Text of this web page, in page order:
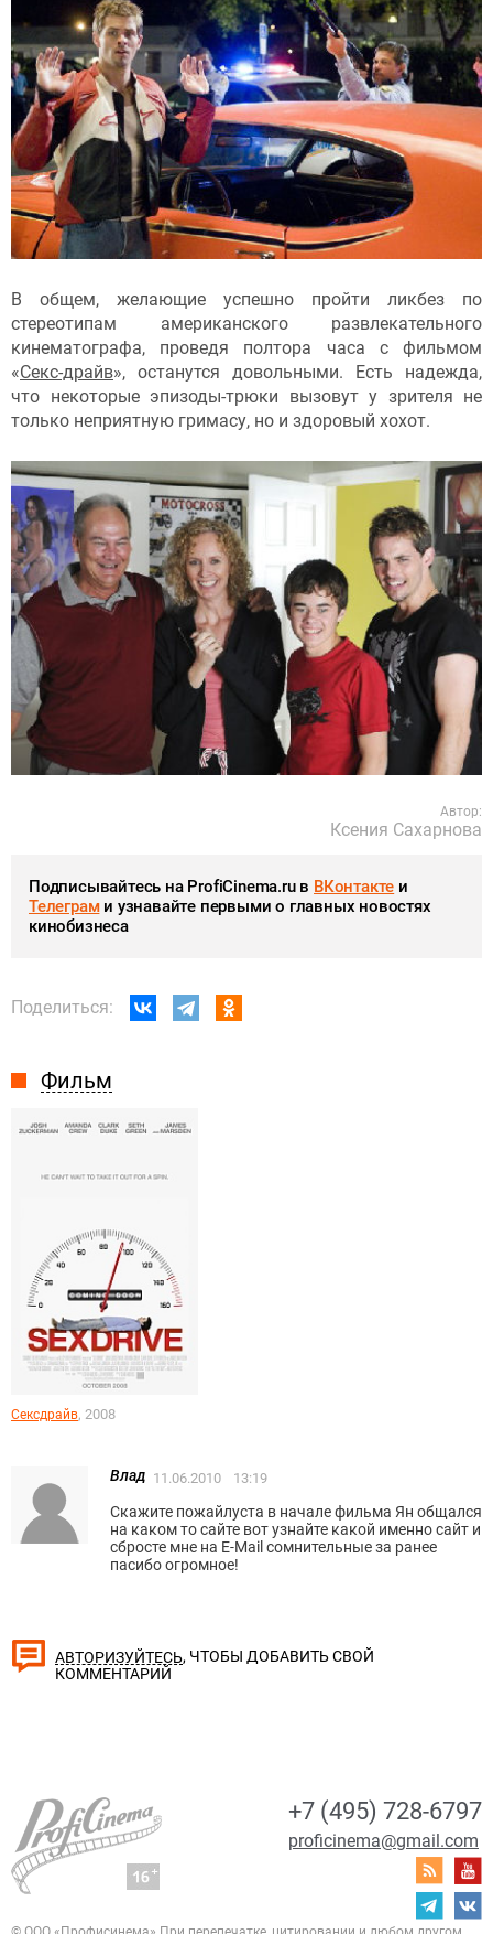
В общем, желающие успешно пройти ликбез по
стереотипам американского развлекательного
кинематографа, проведя полтора часа с фильмом
«Секс-драйв», останутся довольными. Есть надежда,
что некоторые эпизоды-трюки вызовут у зрителя не
только неприятную гримасу, но и здоровый хохот.
Автор:
Ксения Сахарнова
Подписывайтесь на ProfiCinema.ru в ВКонтакте и
Телеграми узнавайте первыми о главных новостях
кинобизнеса
Поделиться:
Фильм
Сексдрайв, 2008
Влад 11.06.2010 13:19
Скажите пожайлуста в начале фильма Ян общался
на каком то сайте вот узнайте какой именно сайт и
сбросте мне на E-Mail сомнительные за ранее
пасибо огромное!
АВТОРИЗУЙТЕСЬ, ЧТОБЫ ДОБАВИТЬ СВОЙ
КОММЕНТАРИЙ
+7 (495) 728-6797
proficinema@gmail.com